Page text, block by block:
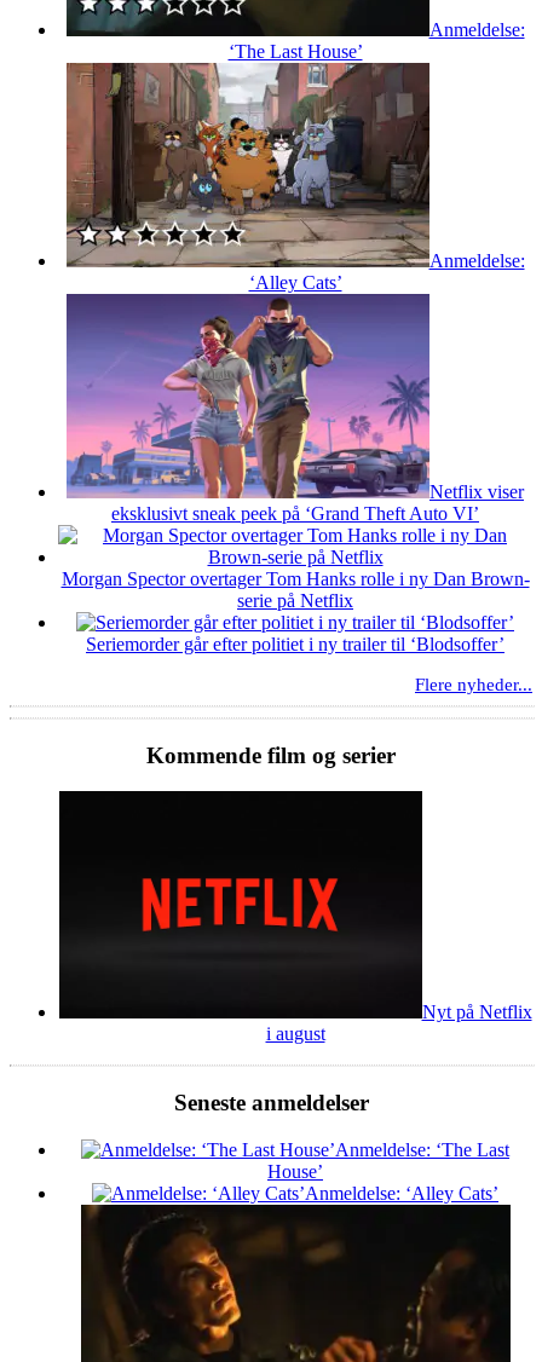
Anmeldelse:
‘The Last House’
Anmeldelse:
‘Alley Cats’
Netflix viser
eksklusivt sneak peek på ‘Grand Theft Auto VI’
Morgan Spector overtager Tom Hanks rolle i ny Dan Brown-
serie på Netflix
Seriemorder går efter politiet i ny trailer til ‘Blodsoffer’
Flere nyheder...
Kommende film og serier
Nyt på Netflix
i august
Seneste anmeldelser
Anmeldelse: ‘The Last
House’
Anmeldelse: ‘Alley Cats’